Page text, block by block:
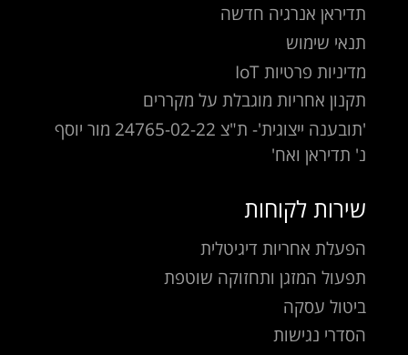
תדיראן אנרגיה חדשה
תנאי שימוש
מדיניות פרטיות IoT
תקנון אחריות מוגבלת על מקררים
'תובענה ייצוגית'- ת"צ 24765-02-22 מור יוסף
נ' תדיראן ואח'
שירות לקוחות
הפעלת אחריות דיגיטלית
תפעול המזגן ותחזוקה שוטפת
ביטול עסקה
הסדרי נגישות